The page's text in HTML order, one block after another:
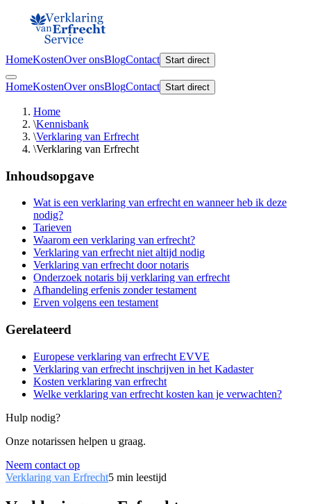
HomeKostenOver onsBlogContact Start direct
HomeKostenOver onsBlogContact Start direct
Home
\Kennisbank
\Verklaring van Erfrecht
\Verklaring van Erfrecht
Inhoudsopgave
Wat is een verklaring van erfrecht en wanneer heb ik deze
nodig?
Tarieven
Waarom een verklaring van erfrecht?
Verklaring van erfrecht niet altijd nodig
Verklaring van erfrecht door notaris
Onderzoek notaris bij verklaring van erfrecht
Afhandeling erfenis zonder testament
Erven volgens een testament
Gerelateerd
Europese verklaring van erfrecht EVVE
Verklaring van erfrecht inschrijven in het Kadaster
Kosten verklaring van erfrecht
Welke verklaring van erfrecht kosten kan je verwachten?
Hulp nodig?
Onze notarissen helpen u graag.
Neem contact op
Verklaring van Erfrecht5 min leestijd